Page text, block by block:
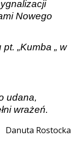
Nowego
pt. „Kumba „ w
udana,
wrażeń.
Danuta Rostocka